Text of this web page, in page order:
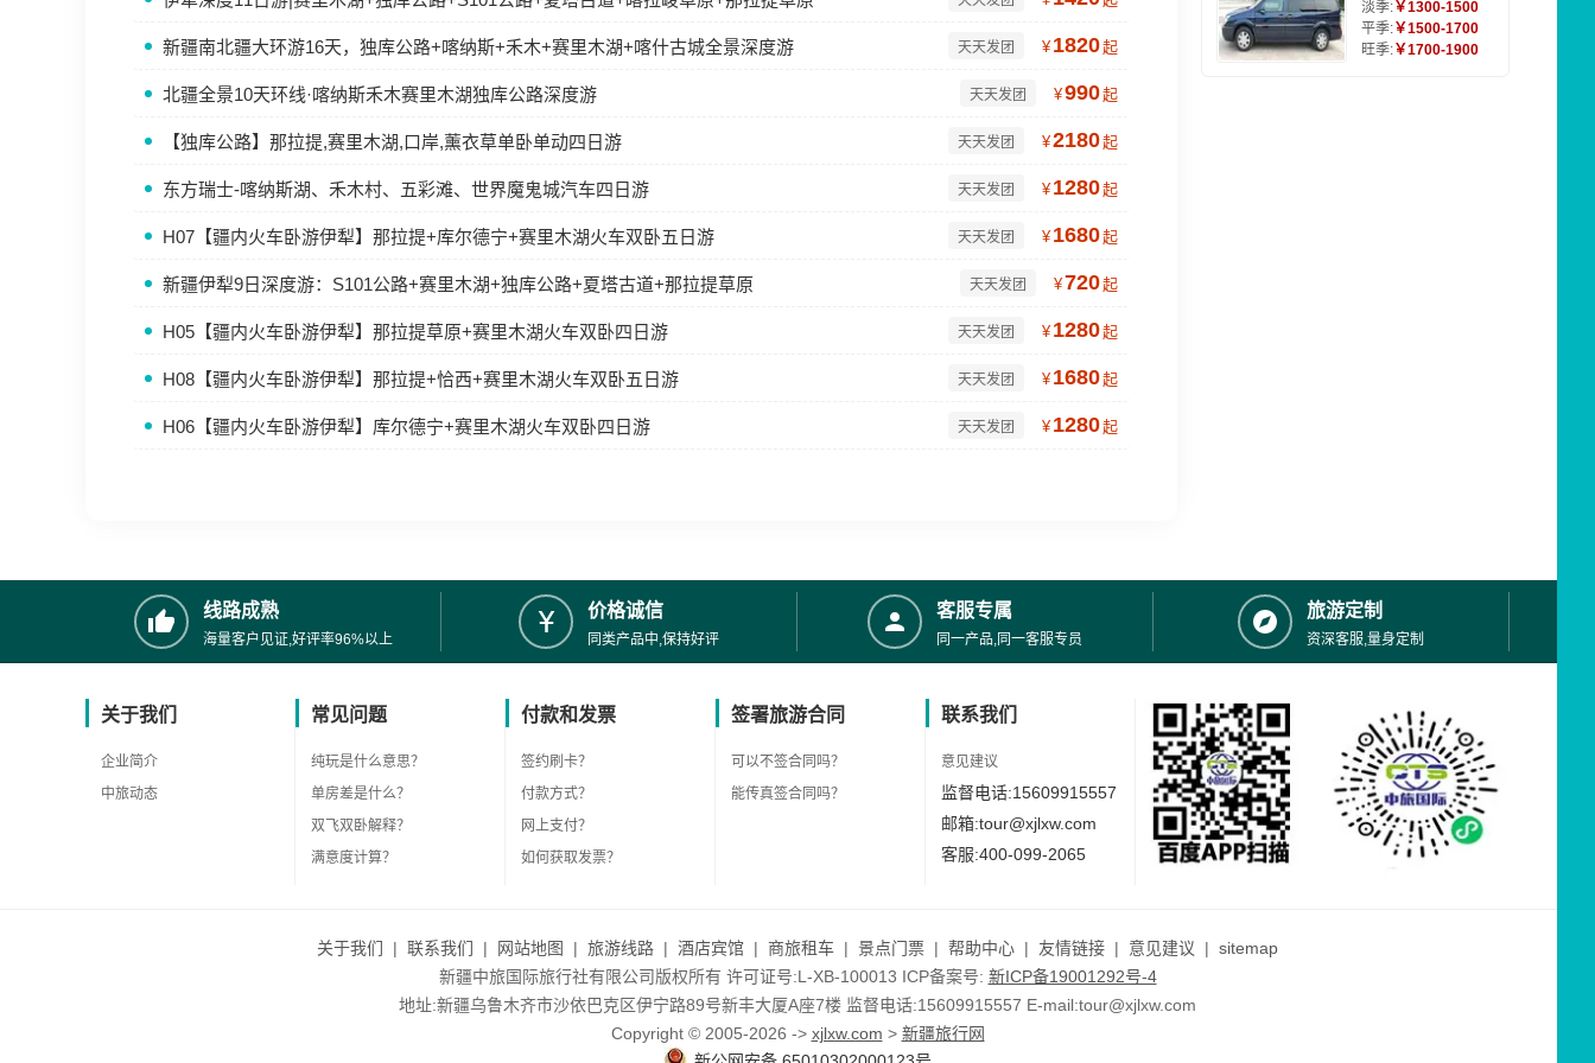
新疆南北疆大环游16天，独库公路+喀纳斯+禾木+赛里木湖+喀什古城全景深度游 天天发团 ¥ 1820起
北疆全景10天环线·喀纳斯禾木赛里木湖独库公路深度游 天天发团 ¥990起
【独库公路】那拉提,赛里木湖,口岸,薰衣草单卧单动四日游 天天发团 ¥2180起
东方瑞士-喀纳斯湖、禾木村、五彩滩、世界魔鬼城汽车四日游 天天发团 ¥ 1280起
H07【疆内火车卧游伊犁】那拉提+库尔德宁+赛里木湖火车双卧五日游 天天发团 ¥ 1680起
新疆伊犁9日深度游：S101公路+赛里木湖+独库公路+夏塔古道+那拉提草原 天天发团 ¥720起
H05【疆内火车卧游伊犁】那拉提草原+赛里木湖火车双卧四日游 天天发团 ¥ 1280起
H08【疆内火车卧游伊犁】那拉提+恰西+赛里木湖火车双卧五日游 天天发团 ¥ 1680起
H06【疆内火车卧游伊犁】库尔德宁+赛里木湖火车双卧四日游 天天发团 ¥ 1280起
淡季:￥1300-1500
平季:￥1500-1700
旺季:￥1700-1900
线路成熟
海量客户见证,好评率96%以上
价格诚信
同类产品中,保持好评
客服专属
同一产品,同一客服专员
旅游定制
资深客服,量身定制
关于我们
企业简介
中旅动态
常见问题
纯玩是什么意思？
单房差是什么？
双飞双卧解释？
满意度计算？
付款和发票
签约刷卡？
付款方式？
网上支付？
如何获取发票？
签署旅游合同
可以不签合同吗？
能传真签合同吗？
联系我们
意见建议
监督电话:15609915557
邮箱:tour@xjlxw.com
客服:400-099-2065
关于我们 | 联系我们 | 网站地图 | 旅游线路 | 酒店宾馆 | 商旅租车 | 景点门票 | 帮助中心 | 友情链接 | 意见建议 | sitemap
新疆中旅国际旅行社有限公司版权所有 许可证号:L-XB-100013 ICP备案号: 新ICP备19001292号-4
地址:新疆乌鲁木齐市沙依巴克区伊宁路89号新丰大厦A座7楼 监督电话:15609915557 E-mail:tour@xjlxw.com
Copyright © 2005-2026 -> xjlxw.com > 新疆旅行网